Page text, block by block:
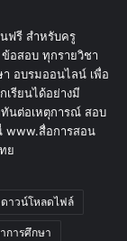
ฟรี สำหรับครู
อสอบ ทุกรายวิชา
า อบรมออนไลน์ เพื่อ
เรียนได้อย่างมี
นต่อเหตุการณ์ สอบ
www.สื่อการสอน
ย
ดาวน์โหลดไฟล์
การศึกษา